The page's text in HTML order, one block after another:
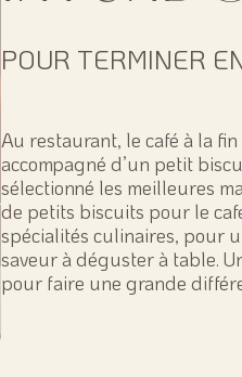
POUR TERMINER
Au restaurant, le café à la
accompagné d’un petit
sélectionné les meilleures
de petits biscuits pour le
spécialités culinaires, pour
saveur à déguster à table.
pour faire une grande